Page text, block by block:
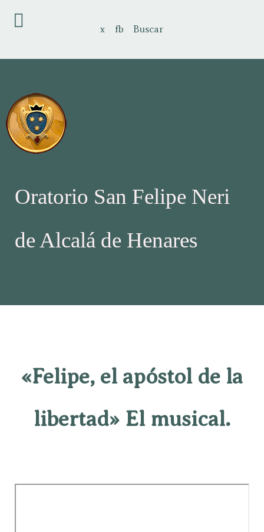
x fb Buscar
Oratorio San Felipe Neri
de Alcalá de Henares
«Felipe, el apóstol de la
libertad» El musical.